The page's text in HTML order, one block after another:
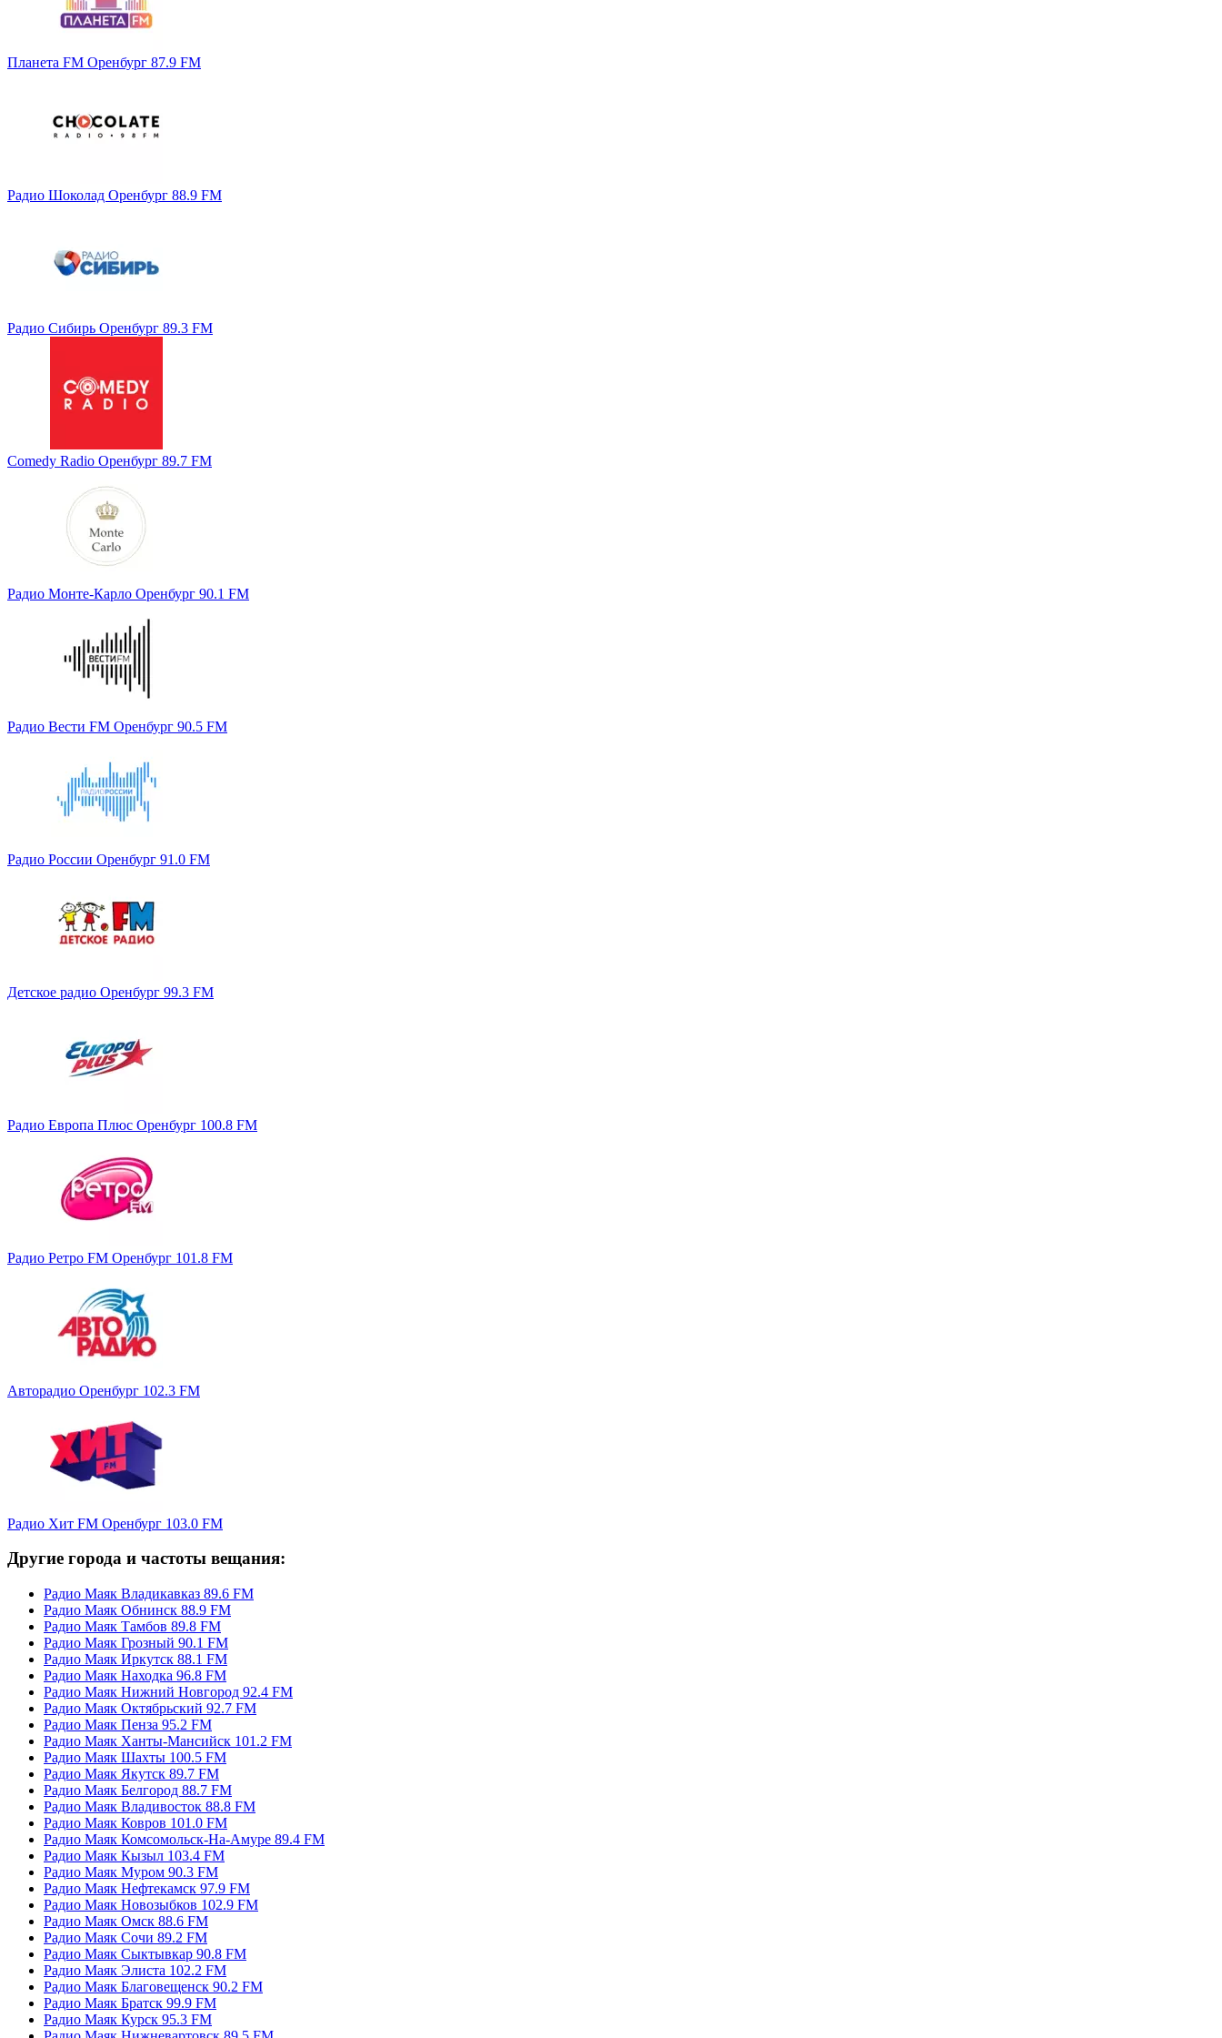
Планета FM Оренбург 87.9 FM
Радио Шоколад Оренбург 88.9 FM
Радио Сибирь Оренбург 89.3 FM
Comedy Radio Оренбург 89.7 FM
Радио Монте-Карло Оренбург 90.1 FM
Радио Вести FM Оренбург 90.5 FM
Радио России Оренбург 91.0 FM
Детское радио Оренбург 99.3 FM
Радио Европа Плюс Оренбург 100.8 FM
Радио Ретро FM Оренбург 101.8 FM
Авторадио Оренбург 102.3 FM
Радио Хит FM Оренбург 103.0 FM
Другие города и частоты вещания:
Радио Маяк Владикавказ 89.6 FM
Радио Маяк Обнинск 88.9 FM
Радио Маяк Тамбов 89.8 FM
Радио Маяк Грозный 90.1 FM
Радио Маяк Иркутск 88.1 FM
Радио Маяк Находка 96.8 FM
Радио Маяк Нижний Новгород 92.4 FM
Радио Маяк Октябрьский 92.7 FM
Радио Маяк Пенза 95.2 FM
Радио Маяк Ханты-Мансийск 101.2 FM
Радио Маяк Шахты 100.5 FM
Радио Маяк Якутск 89.7 FM
Радио Маяк Белгород 88.7 FM
Радио Маяк Владивосток 88.8 FM
Радио Маяк Ковров 101.0 FM
Радио Маяк Комсомольск-На-Амуре 89.4 FM
Радио Маяк Кызыл 103.4 FM
Радио Маяк Муром 90.3 FM
Радио Маяк Нефтекамск 97.9 FM
Радио Маяк Новозыбков 102.9 FM
Радио Маяк Омск 88.6 FM
Радио Маяк Сочи 89.2 FM
Радио Маяк Сыктывкар 90.8 FM
Радио Маяк Элиста 102.2 FM
Радио Маяк Благовещенск 90.2 FM
Радио Маяк Братск 99.9 FM
Радио Маяк Курск 95.3 FM